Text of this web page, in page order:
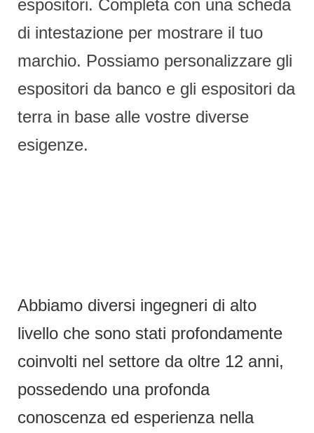
espositori. Completa con una scheda
di intestazione per mostrare il tuo
marchio. Possiamo personalizzare gli
espositori da banco e gli espositori da
terra in base alle vostre diverse
esigenze.
Abbiamo diversi ingegneri di alto
livello che sono stati profondamente
coinvolti nel settore da oltre 12 anni,
possedendo una profonda
conoscenza ed esperienza nella